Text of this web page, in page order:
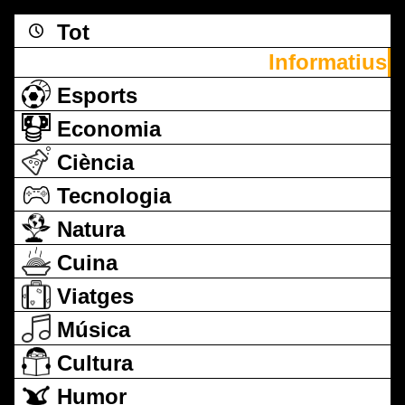
Tot
Informatius
Esports
Economia
Ciència
Tecnologia
Natura
Cuina
Viatges
Música
Cultura
Humor